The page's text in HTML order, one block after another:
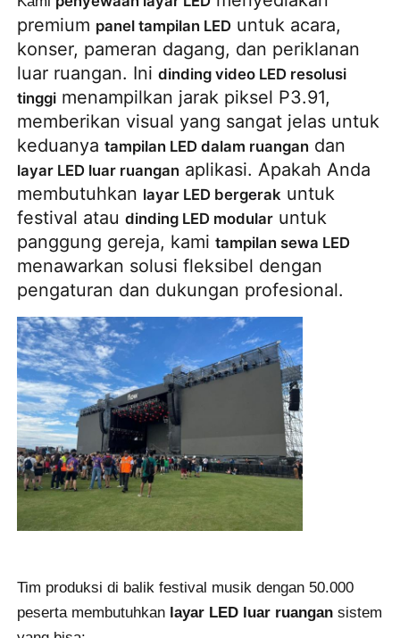
Rumah
Produk
Pertunjukan VR
Tentang Kami
Tur Pabrik
Kontrol kualitas
Hubungi Kami
Kasus
premium panel tampilan LED untuk acara,
konser, pameran dagang, dan periklanan
luar ruangan. Inidinding video LED resolusi
tinggi menampilkan jarak piksel P3.91,
memberikan visual yang sangat jelas untuk
keduanyatampilan LED dalam ruangan dan
layar LED luar ruangan aplikasi. Apakah Anda
membutuhkan layar LED bergerak untuk
festival ataudinding LED modular untuk
panggung gereja, kamitampilan sewa LED
menawarkan solusi fleksibel dengan
pengaturan dan dukungan profesional.
Tim produksi di balik festival musik dengan 50.000
peserta membutuhkan layar LED luar ruangan sistem